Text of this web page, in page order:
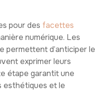
pour des facettes
numérique. Les
permettent d’anticiper le
exprimer leurs
étape garantit une
et le